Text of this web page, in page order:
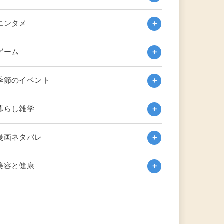
ンタメ
ーム
節のイベント
らし雑学
画ネタバレ
容と健康